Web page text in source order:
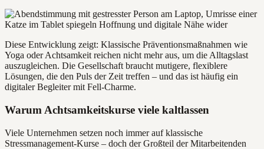
Diese Entwicklung zeigt: Klassische Präventionsmaßnahmen wie
Yoga oder Achtsamkeit reichen nicht mehr aus, um die Alltagslast
auszugleichen. Die Gesellschaft braucht mutigere, flexiblere
Lösungen, die den Puls der Zeit treffen – und das ist häufig ein
digitaler Begleiter mit Fell-Charme.
Warum Achtsamkeitskurse viele kaltlassen
Viele Unternehmen setzen noch immer auf klassische
Stressmanagement-Kurse – doch der Großteil der Mitarbeitenden